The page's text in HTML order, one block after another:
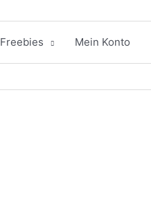
Freebies Mein Konto